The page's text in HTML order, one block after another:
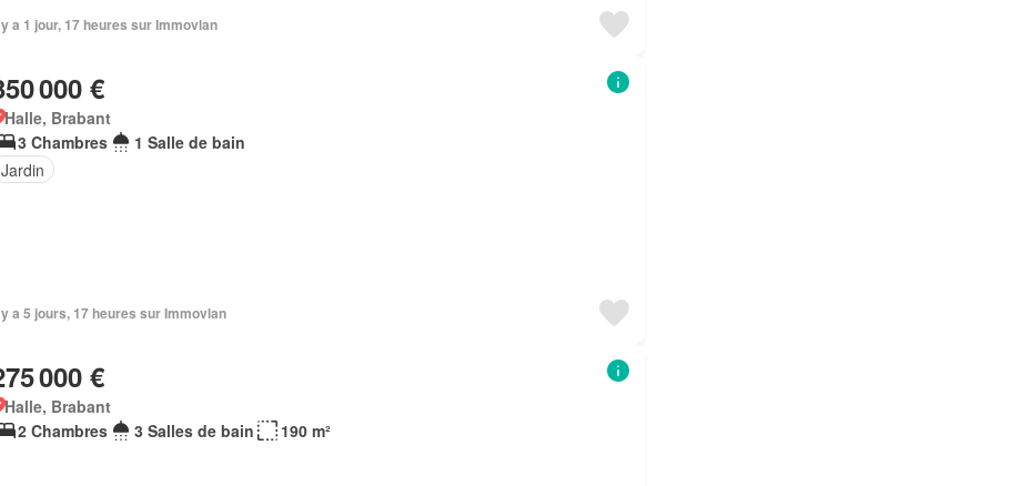
a 1 jour, 17 heures sur Immovlan
000 €
Halle, Brabant
3 Chambres
1 Salle de bain
Jardin
a 5 jours, 17 heures sur Immovlan
000 €
Halle, Brabant
2 Chambres
3 Salles de bain 190 m²